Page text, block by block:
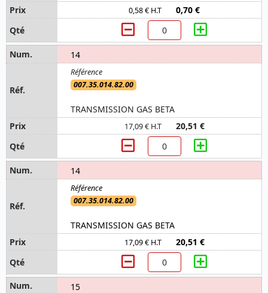
0,58 € H.T 0,70 €
14
007.35.014.82.00
TRANSMISSION GAS BETA
17,09 € H.T 20,51 €
14
007.35.014.82.00
TRANSMISSION GAS BETA
17,09 € H.T 20,51 €
15